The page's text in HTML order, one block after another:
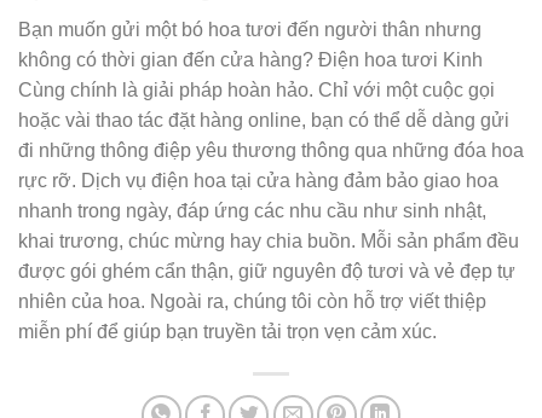
Bạn muốn gửi một bó hoa tươi đến người thân nhưng
không có thời gian đến cửa hàng? Điện hoa tươi Kinh
Cùng chính là giải pháp hoàn hảo. Chỉ với một cuộc gọi
hoặc vài thao tác đặt hàng online, bạn có thể dễ dàng gửi
đi những thông điệp yêu thương thông qua những đóa hoa
rực rỡ. Dịch vụ điện hoa tại cửa hàng đảm bảo giao hoa
nhanh trong ngày, đáp ứng các nhu cầu như sinh nhật,
khai trương, chúc mừng hay chia buồn. Mỗi sản phẩm đều
được gói ghém cẩn thận, giữ nguyên độ tươi và vẻ đẹp tự
nhiên của hoa. Ngoài ra, chúng tôi còn hỗ trợ viết thiệp
miễn phí để giúp bạn truyền tải trọn vẹn cảm xúc.